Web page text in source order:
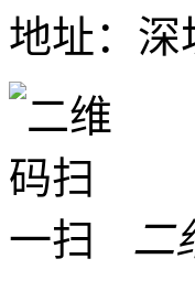
地址：深
二